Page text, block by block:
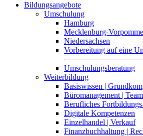
Bildungsangebote
Umschulung
Hamburg
Mecklenburg-
Niedersachsen
Vorbereitung auf eine
Umschulungsberatung
Weiterbildung
Basiswissen |
Büromanagement |
Berufliches
Digitale Kompetenzen
Einzelhandel | Verkauf
Finanzbuchhaltung |